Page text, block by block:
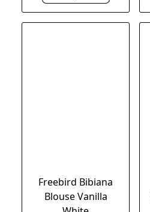
Freebird Bibiana
Blouse Vanilla